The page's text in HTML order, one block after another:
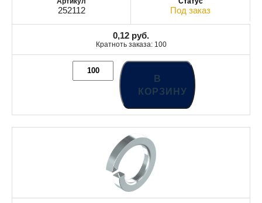
252112 Под заказ
0,12 руб.
Кратноть заказа: 100
В
КОРЗИНУ